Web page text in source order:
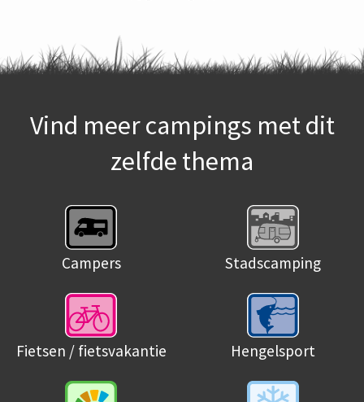
Vind meer campings met dit
zelfde thema
Campers Stadscamping
Fietsen / fietsvakantie Hengelsport